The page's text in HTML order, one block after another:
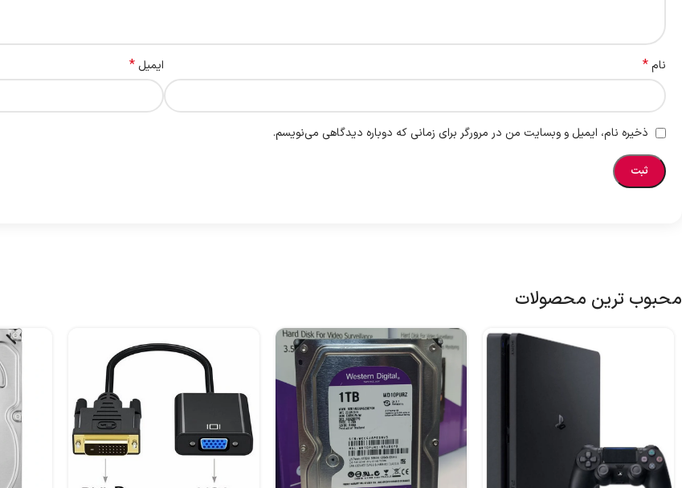
نام* ایمیل *
ذخیره نام، ایمیل و وبسایت من در مرورگر برای زمانی که دوباره دیدگاهی می‌نویسم.
محبوب ترین محصولات